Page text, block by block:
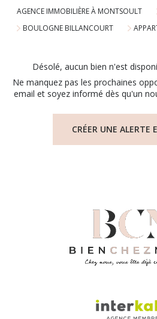
AGENCE IMMOBILIÈRE À MONTSOULT
BOULOGNE BILLANCOURT
Désolé, aucun bien n'est
Ne manquez pas les prochaines
email et soyez informé dès qu'un
CRÉER UNE ALERTE